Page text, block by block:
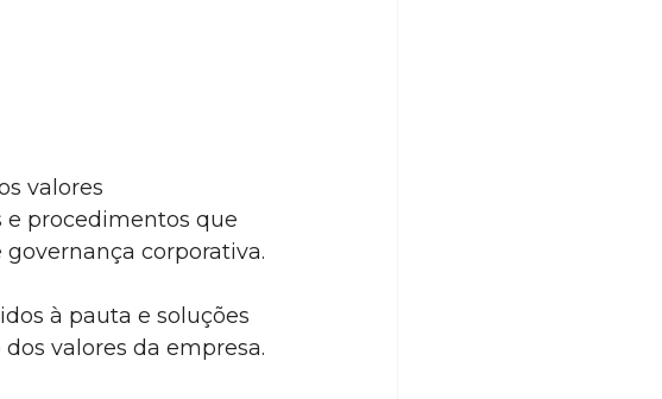
valores
e procedimentos que
corporativa.
à pauta e soluções
valores da empresa.